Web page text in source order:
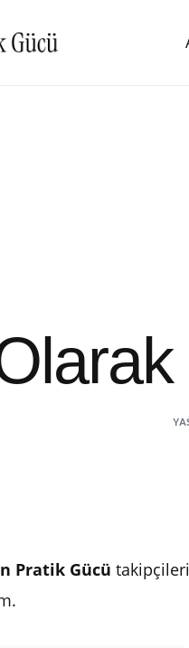
Pratik Gücü